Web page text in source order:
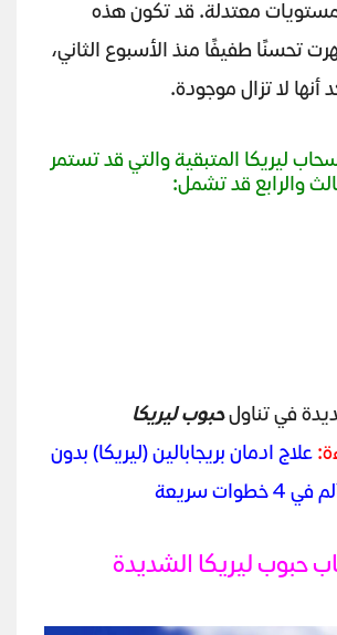
معتدلة. قد تكون هذه
تحسنًا طفيفًا منذ الأسبوع الثاني،
لا تزال موجودة.
ليريكا المتبقية والتي قد تستمر
والرابع قد تشمل:
في تناولحبوب ليريكا
علاج ادمان بريجابالين (ليريكا) بدون
في 4 خطوات سريعة
حبوب ليريكا الشديدة